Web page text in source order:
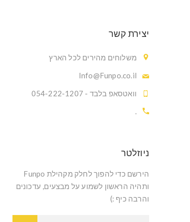
יצירת קשר
משלוחים מהירים לכל הארץ
Info@Funpo.co.il
וואטסאפ בלבד - 054-222-1207
.
ניוזלטר
הירשם כדי להפוך לחלק מקהילת Funpo
ותהיה הראשון לשמוע על מבצעים, עדכונים
והרבה כיף :)